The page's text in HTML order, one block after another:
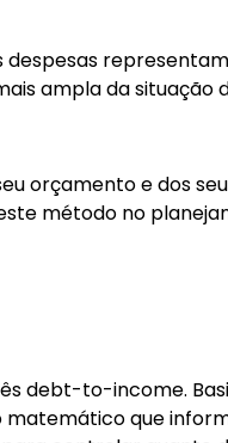
despesas
ampla da situação
orçamento e dos
método no
debt-to-income.
matemático que